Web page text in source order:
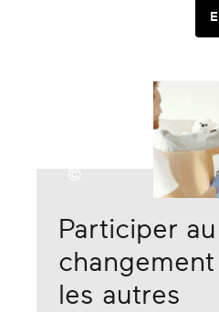
Participer au
les autres